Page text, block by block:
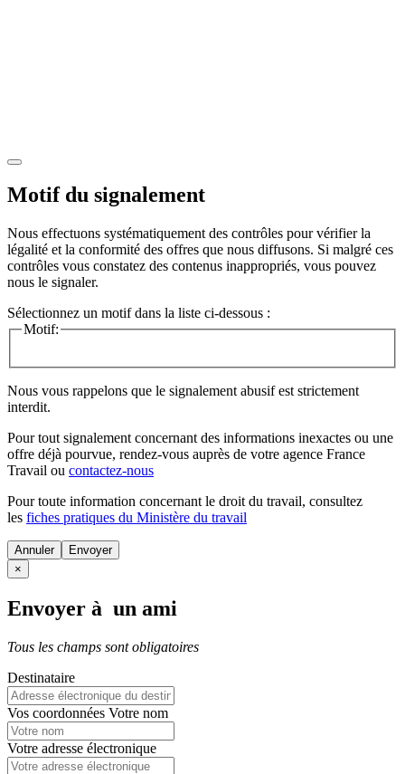
Motif du signalement
Nous effectuons systématiquement des contrôles pour vérifier la
légalité et la conformité des offres que nous diffusons. Si malgré ces
contrôles vous constatez des contenus inappropriés, vous pouvez
nous le signaler.
Sélectionnez un motif dans la liste ci-dessous :
Motif:
Nous vous rappelons que le signalement abusif est strictement
interdit.
Pour tout signalement concernant des informations inexactes ou une
offre déjà pourvue, rendez-vous auprès de votre agence France
Travail ou contactez-nous
Pour toute information concernant le droit du travail, consultez
les fiches pratiques du Ministère du travail
Annuler
×
Envoyer à un ami
Tous les champs sont obligatoires
Destinataire
Vos coordonnées Votre nom
Votre adresse électronique